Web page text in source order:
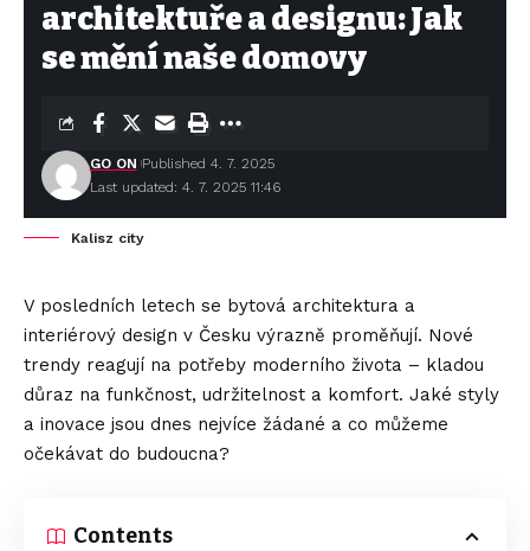
architektuře a designu: Jak
se mění naše domovy
Last updated: 4. 7. 2025 11:46
GO ON Published 4. 7. 2025
Kalisz city
V posledních letech se bytová architektura a
interiérový design v Česku výrazně proměňují. Nové
trendy reagují na potřeby moderního života – kladou
důraz na funkčnost, udržitelnost a komfort. Jaké styly
a inovace jsou dnes nejvíce žádané a co můžeme
očekávat do budoucna?
Contents